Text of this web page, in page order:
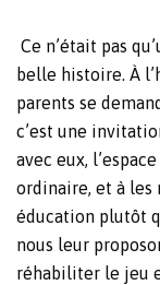
Ce n’était pas
belle histoire. À
parents se
c’est une
avec eux,
ordinaire, et à les
éducation plutôt
nous leur
réhabiliter le jeu